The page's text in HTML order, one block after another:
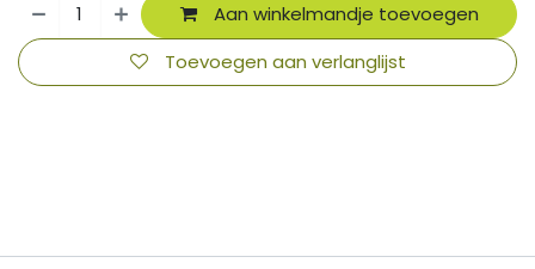
Aan winkelmandje toevoegen
Toevoegen aan verlanglijst